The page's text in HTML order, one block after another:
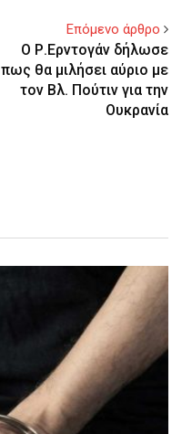
Επόμενο άρθρο
Ο Ρ.Ερντογάν δήλωσε
πως θα μιλήσει αύριο με
τον Βλ. Πούτιν για την
Ουκρανία